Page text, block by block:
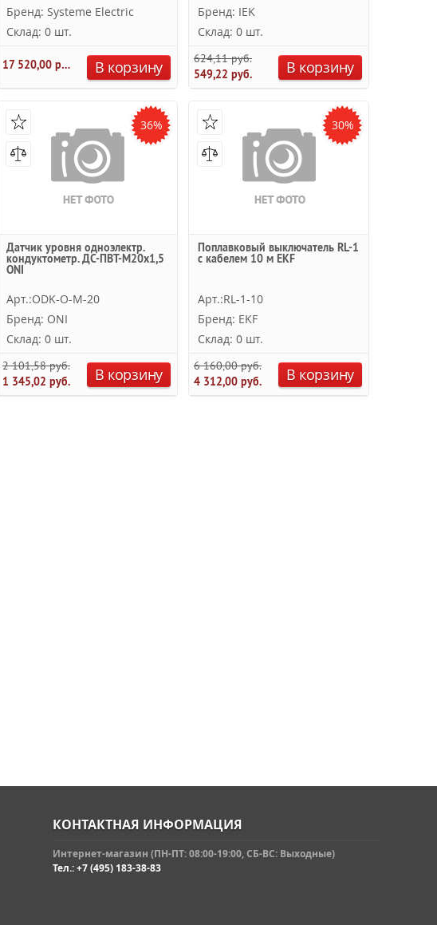
Бренд: Systeme Electric
Склад: 0 шт.
17 520,00 руб. В корзину
Бренд: IEK
Склад: 0 шт.
624,11 руб.
549,22 руб.
В корзину
36%
Датчик уровня одноэлектр.
кондуктометр. ДС-ПВТ-М20х1,5
ONI
Арт.:ODK-O-M-20
Бренд: ONI
Склад: 0 шт.
2 101,58 руб.
1 345,02 руб.
В корзину
30%
Поплавковый выключатель RL-1
с кабелем 10 м EKF
Арт.:RL-1-10
Бренд: EKF
Склад: 0 шт.
6 160,00 руб.
4 312,00 руб.
В корзину
КОНТАКТНАЯ ИНФОРМАЦИЯ
Интернет-магазин (ПН-ПТ: 08:00-19:00, СБ-ВС: Выходные)
Тел.: +7 (495) 183-38-83